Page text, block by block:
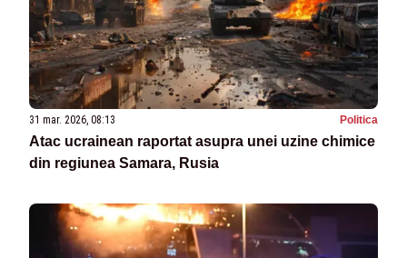
31 mar. 2026, 08:13 Politica
Atac ucrainean raportat asupra unei uzine chimice
din regiunea Samara, Rusia